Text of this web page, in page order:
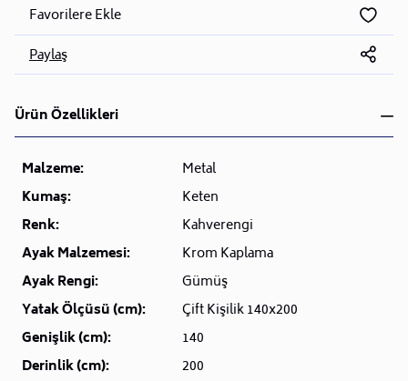
Favorilere Ekle
Paylaş
Ürün Özellikleri
Malzeme:
Metal
Kumaş:
Keten
Renk:
Kahverengi
Ayak Malzemesi:
Krom Kaplama
Ayak Rengi:
Gümüş
Yatak Ölçüsü (cm):
Çift Kişilik 140x200
Genişlik (cm):
140
Derinlik (cm):
200